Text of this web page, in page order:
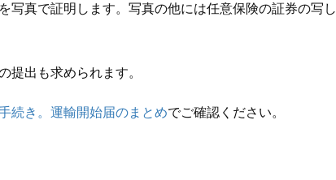
写真で証明します。写真の他には任意保険の証券の写し
提出も求められます。
続き。運輸開始届のまとめでご確認ください。